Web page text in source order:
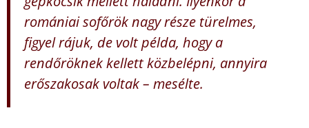
romániai sofőrök nagy része türelmes,
figyel rájuk, de volt példa, hogy a
rendőröknek kellett közbelépni, annyira
erőszakosak voltak – mesélte.